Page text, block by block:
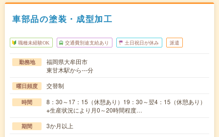
車部品の塗装・成型加工
職種未経験OK 交通費別途支給あり 土日祝日が休み 派遣
勤務地
福岡県大牟田市
東甘木駅から---分
曜日頻度 交替制
時間
8：30～17：15（休憩あり）19：30～翌4：15（休憩あり）
※生産状況により月0～20時間程度…
期間 3か月以上